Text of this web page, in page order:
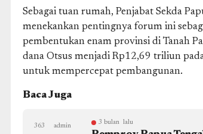
Sebagai tuan rumah, Penjabat Sekda
menekankan pentingnya forum ini
pembentukan enam provinsi di Tanah
dana Otsus menjadi Rp12,69 triliun
untuk mempercepat pembangunan.
Baca Juga
3 bulan lalu
363 admin